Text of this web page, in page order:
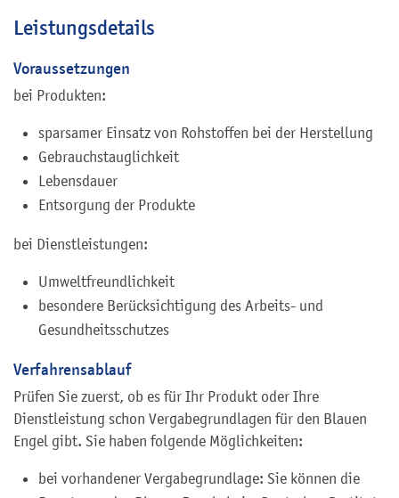
Leistungsdetails
Voraussetzungen
bei Produkten:
sparsamer Einsatz von Rohstoffen bei der Herstellung
Gebrauchstauglichkeit
Lebensdauer
Entsorgung der Produkte
bei Dienstleistungen:
Umweltfreundlichkeit
besondere Berücksichtigung des Arbeits- und
Gesundheitsschutzes
Verfahrensablauf
Prüfen Sie zuerst, ob es für Ihr Produkt oder Ihre
Dienstleistung schon Vergabegrundlagen für den Blauen
Engel gibt. Sie haben folgende Möglichkeiten:
bei vorhandener Vergabegrundlage: Sie können die